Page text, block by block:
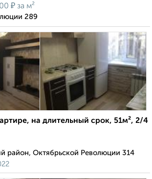
₽ за м²
289
на длительный срок, 51м², 2/4
район, Октябрьской Революции 314